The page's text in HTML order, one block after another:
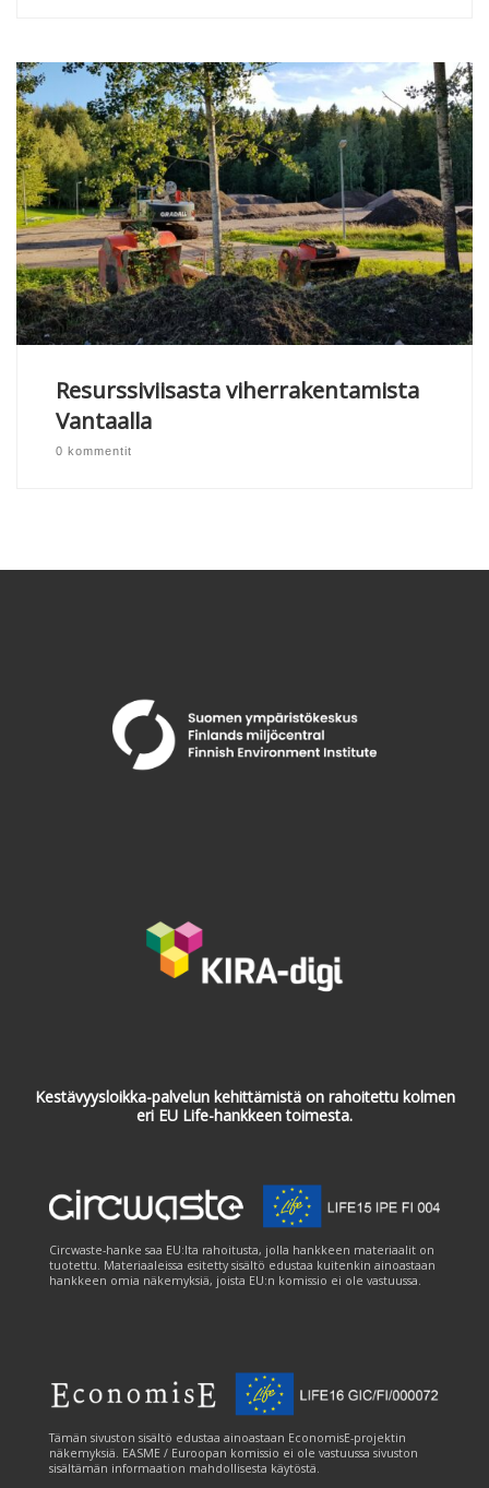
Resurssiviisasta viherrakentamista
Vantaalla
0 kommentit
Kestävyysloikka-palvelun kehittämistä on rahoitettu kolmen
eri EU Life-hankkeen toimesta.
Circwaste-hanke saa EU:lta rahoitusta, jolla hankkeen materiaalit on
tuotettu. Materiaaleissa esitetty sisältö edustaa kuitenkin ainoastaan
hankkeen omia näkemyksiä, joista EU:n komissio ei ole vastuussa.
Tämän sivuston sisältö edustaa ainoastaan EconomisE-projektin
näkemyksiä. EASME / Euroopan komissio ei ole vastuussa sivuston
sisältämän informaation mahdollisesta käytöstä.